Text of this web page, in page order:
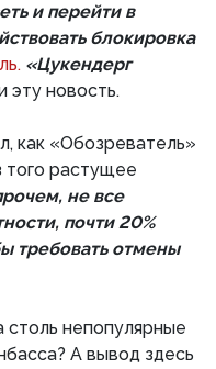
и перейти в
блокировка
«Цукендерг
эту новость.
как «Обозреватель»
того растущее
не все
почти 20%
требовать отмены
столь непопулярные
А вывод здесь